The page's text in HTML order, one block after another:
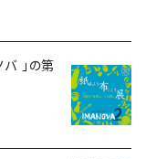
」の第